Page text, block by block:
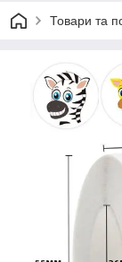
Товари та